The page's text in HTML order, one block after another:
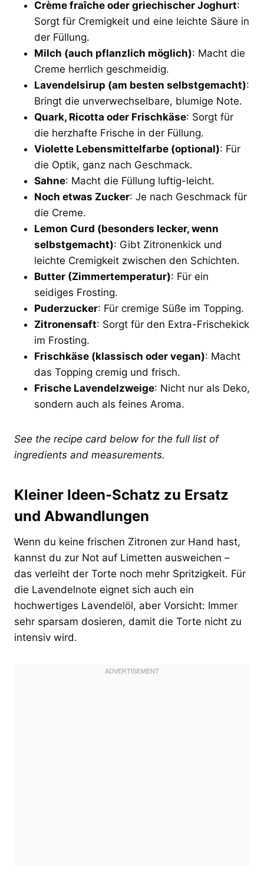
Crème fraîche oder griechischer Joghurt:
Sorgt für Cremigkeit und eine leichte Säure in
der Füllung.
Milch (auch pflanzlich möglich): Macht die
Creme herrlich geschmeidig.
Lavendelsirup (am besten selbstgemacht):
Bringt die unverwechselbare, blumige Note.
Quark, Ricotta oder Frischkäse: Sorgt für
die herzhafte Frische in der Füllung.
Violette Lebensmittelfarbe (optional): Für
die Optik, ganz nach Geschmack.
Sahne: Macht die Füllung luftig-leicht.
Noch etwas Zucker: Je nach Geschmack für
die Creme.
Lemon Curd (besonders lecker, wenn
selbstgemacht): Gibt Zitronenkick und
leichte Cremigkeit zwischen den Schichten.
Butter (Zimmertemperatur): Für ein
seidiges Frosting.
Puderzucker: Für cremige Süße im Topping.
Zitronensaft: Sorgt für den Extra-Frischekick
im Frosting.
Frischkäse (klassisch oder vegan): Macht
das Topping cremig und frisch.
Frische Lavendelzweige: Nicht nur als Deko,
sondern auch als feines Aroma.
See the recipe card below for the full list of
ingredients and measurements.
Kleiner Ideen-Schatz zu Ersatz
und Abwandlungen
Wenn du keine frischen Zitronen zur Hand hast,
kannst du zur Not auf Limetten ausweichen –
das verleiht der Torte noch mehr Spritzigkeit. Für
die Lavendelnote eignet sich auch ein
hochwertiges Lavendelöl, aber Vorsicht: Immer
sehr sparsam dosieren, damit die Torte nicht zu
intensiv wird.